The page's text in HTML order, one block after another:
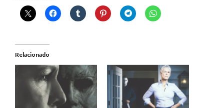
Relacionado